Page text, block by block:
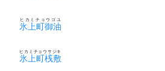
氷上町御油
ヒカミチョウゴユ
氷上町桟敷
ヒカミチョウサジキ